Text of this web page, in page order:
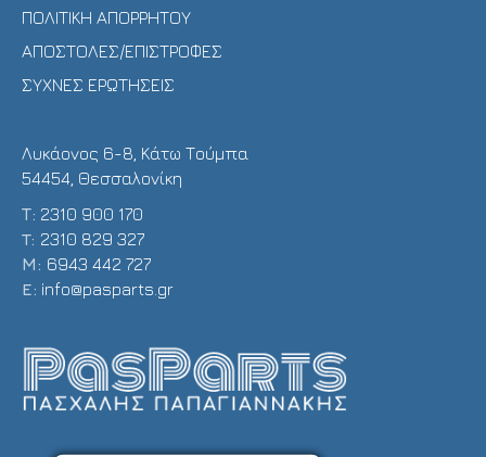
ΠΟΛΙΤΙΚΗ ΑΠΟΡΡΗΤΟΥ
ΑΠΟΣΤΟΛΕΣ/ΕΠΙΣΤΡΟΦΕΣ
ΣΥΧΝΕΣ ΕΡΩΤΗΣΕΙΣ
Λυκάονος 6-8, Κάτω Τούμπα
54454, Θεσσαλονίκη
Τ: 2310 900 170
T: 2310 829 327
Μ: 6943 442 727
E: info@pasparts.gr